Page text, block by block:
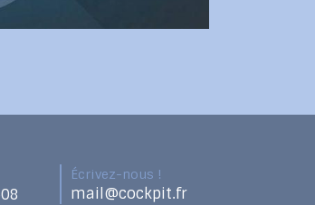
Écrivez-nous !
mail@cockpit.fr